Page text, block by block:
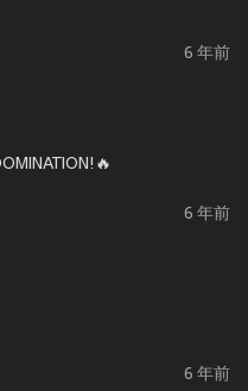
6 年前
6 年前
6 年前